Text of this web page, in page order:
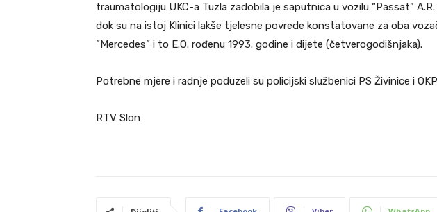
traumatologiju UKC-a Tuzla zadobila je saputnica u vozilu “Passat”
dok su na istoj Klinici lakše tjelesne povrede konstatovane za oba
”Mercedes” i to E.O. rođenu 1993. godine i dijete (četverogodišnjaka).
Potrebne mjere i radnje poduzeli su policijski službenici PS Živinice i
RTV Slon